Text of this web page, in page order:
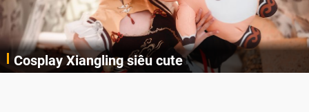
Cosplay Xiangling siêu cute